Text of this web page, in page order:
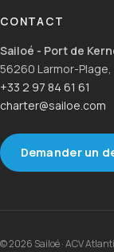
CONTACT
Sailoé - Port de
56260 Larmor-Plage,
+33 2 97 84 61 61
charter@sailoe.com
Demander un
© 2026 Sailoé · ACV